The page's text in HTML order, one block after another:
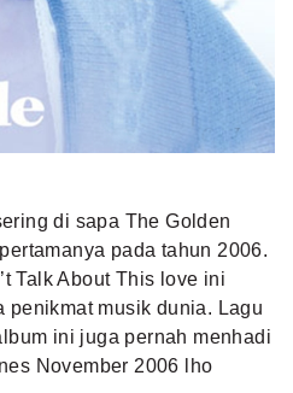
di sapa The Golden
pada tahun 2006.
Talk About This love ini
penikmat musik dunia. Lagu
ini juga pernah menhadi
November 2006 lho